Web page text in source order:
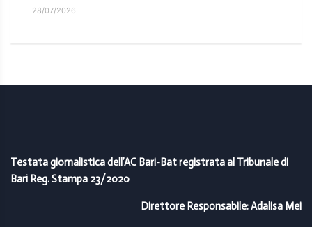
28/07/2026
Testata giornalistica dell’AC Bari-Bat registrata al Tribunale di
Bari Reg. Stampa 23/2020
Direttore Responsabile: Adalisa Mei